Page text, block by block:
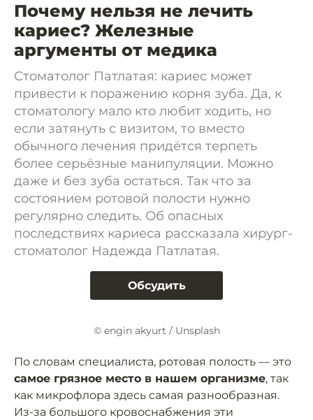
Почему нельзя не лечить
кариес? Железные
аргументы от медика
Стоматолог Патлатая: кариес может
привести к поражению корня зуба. Да, к
стоматологу мало кто любит ходить, но
если затянуть с визитом, то вместо
обычного лечения придётся терпеть
более серьёзные манипуляции. Можно
даже и без зуба остаться. Так что за
состоянием ротовой полости нужно
регулярно следить. Об опасных
последствиях кариеса рассказала хирург-
стоматолог Надежда Патлатая.
Обсудить
© engin akyurt / Unsplash
По словам специалиста, ротовая полость — это
самое грязное место в нашем организме, так
как микрофлора здесь самая разнообразная.
Из-за большого кровоснабжения эти